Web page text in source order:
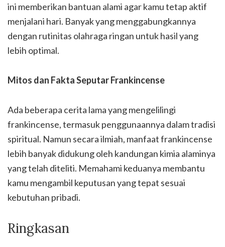
ini memberikan bantuan alami agar kamu tetap aktif
menjalani hari. Banyak yang menggabungkannya
dengan rutinitas olahraga ringan untuk hasil yang
lebih optimal.
Mitos dan Fakta Seputar Frankincense
Ada beberapa cerita lama yang mengelilingi
frankincense, termasuk penggunaannya dalam tradisi
spiritual. Namun secara ilmiah, manfaat frankincense
lebih banyak didukung oleh kandungan kimia alaminya
yang telah diteliti. Memahami keduanya membantu
kamu mengambil keputusan yang tepat sesuai
kebutuhan pribadi.
Ringkasan